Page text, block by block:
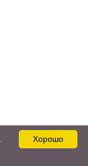
Хорошо